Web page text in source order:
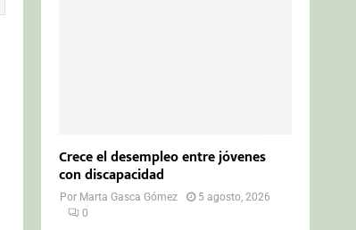
Crece el desempleo entre jóvenes
con discapacidad
Por Marta Gasca Gómez
5 agosto, 2026
0